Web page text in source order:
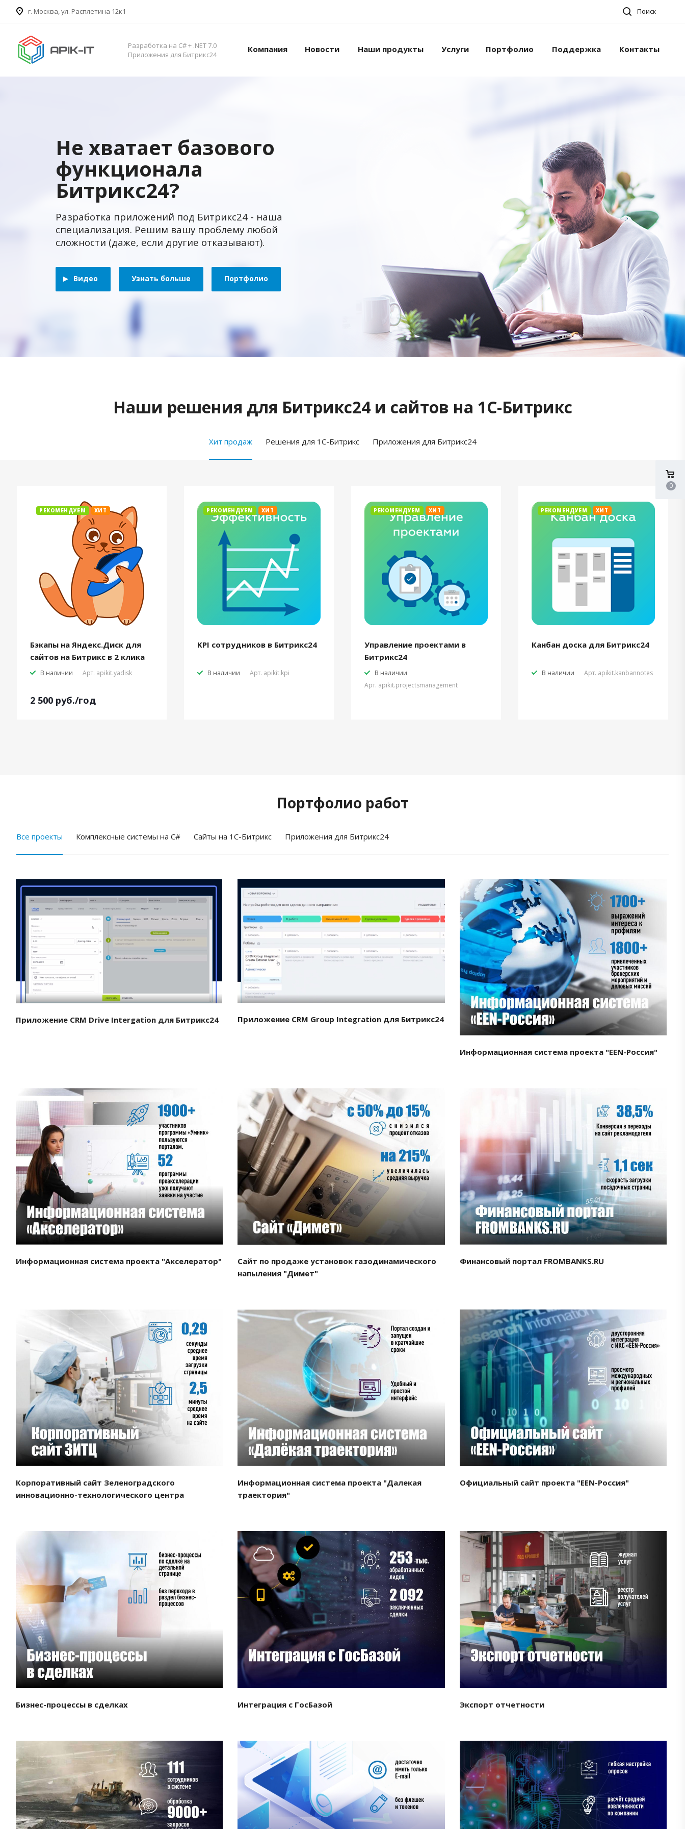
​г. Москва, ул. Расплетина 12к1 Поиск
Разработка на C# + .NET 7.0
Приложения для Битрикс24
Компания Новости Наши продукты Услуги Портфолио Поддержка Контакты
Не хватает базового
функционала
Битрикс24?
Разработка приложений под Битрикс24 - наша
специализация. Решим вашу проблему любой
сложности (даже, если другие отказывают).
Видео Узнать больше Портфолио
Наши решения для Битрикс24 и сайтов на 1С-Битрикс
Хит продаж Решения для 1С-Битрикс Приложения для Битрикс24
РЕКОМЕНДУЕМ ХИТ
Бэкапы на Яндекс.Диск для
сайтов на Битрикс в 2 клика
В наличии Арт. apikit.yadisk
2 500 руб./год
РЕКОМЕНДУЕМ ХИТ
KPI сотрудников в Битрикс24
В наличии Арт. apikit.kpi
РЕКОМЕНДУЕМ ХИТ
Управление проектами в
Битрикс24
В наличии
Арт. apikit.projectsmanagement
РЕКОМЕНДУЕМ ХИТ
Канбан доска для Битрикс24
В наличии Арт. apikit.kanbannotes
Портфолио работ
Все проекты Комплексные системы на C# Cайты на 1С-Битрикс Приложения для Битрикс24
Смотреть проект
Приложение CRM Drive Intergation для Битрикс24 Приложение CRM Group Integration для Битрикс24
Смотреть проект
Информационная система проекта "EEN-Россия"
Смотреть проект
Информационная система проекта "Акселератор"
Смотреть проект
Сайт по продаже установок газодинамического
напыления "Димет"
Смотреть проект
Финансовый портал FROMBANKS.RU
Смотреть проект
Корпоративный сайт Зеленоградского
инновационно-технологического центра
Смотреть проект
Информационная система проекта "Далекая
траектория"
Смотреть проект
Официальный сайт проекта "EEN-Россия"
Бизнес-процессы в сделках
Смотреть проект
Интеграция с ГосБазой
Смотреть проект
Экспорт отчетности
Смотреть проект Смотреть проект Смотреть проект
0